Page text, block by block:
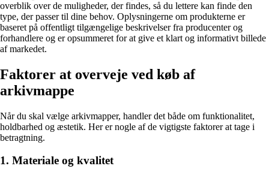
overblik over de muligheder, der findes, så du lettere kan finde den
type, der passer til dine behov. Oplysningerne om produkterne er
baseret på offentligt tilgængelige beskrivelser fra producenter og
forhandlere og er opsummeret for at give et klart og informativt billede
af markedet.
Faktorer at overveje ved køb af
arkivmappe
Når du skal vælge arkivmapper, handler det både om funktionalitet,
holdbarhed og æstetik. Her er nogle af de vigtigste faktorer at tage i
betragtning.
1. Materiale og kvalitet